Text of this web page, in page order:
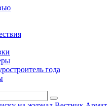
года